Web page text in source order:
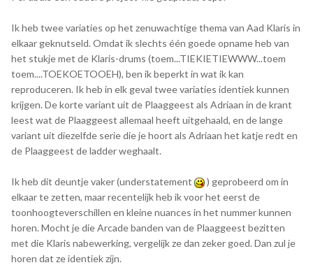
Ik heb twee variaties op het zenuwachtige thema van Aad Klaris in
elkaar geknutseld. Omdat ik slechts één goede opname heb van
het stukje met de Klaris-drums (toem...TIEKIETIEWWW...toem
toem....TOEKOETOOEH), ben ik beperkt in wat ik kan
reproduceren. Ik heb in elk geval twee variaties identiek kunnen
krijgen. De korte variant uit de Plaaggeest als Adriaan in de krant
leest wat de Plaaggeest allemaal heeft uitgehaald, en de lange
variant uit diezelfde serie die je hoort als Adriaan het katje redt en
de Plaaggeest de ladder weghaalt.
Ik heb dit deuntje vaker (understatement
) geprobeerd om in
elkaar te zetten, maar recentelijk heb ik voor het eerst de
toonhoogteverschillen en kleine nuances in het nummer kunnen
horen. Mocht je die Arcade banden van de Plaaggeest bezitten
met die Klaris nabewerking, vergelijk ze dan zeker goed. Dan zul je
horen dat ze identiek zijn.